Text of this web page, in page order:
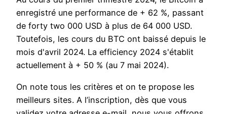
enregistré une performance de + 62 %, passant
de forty two 000 USD à plus de 64 000 USD.
Toutefois, les cours du BTC ont baissé depuis le
mois d'avril 2024. La efficiency 2024 s'établit
actuellement à + 50 % (au 7 mai 2024).
On note tous les critères et on te propose les
meilleurs sites. A l’inscription, dès que vous